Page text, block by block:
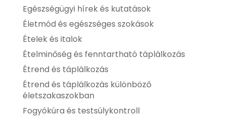
Egészségügyi hírek és kutatások
Életmód és egészséges szokások
Ételek és italok
Ételminőség és fenntartható táplálkozás
Étrend és táplálkozás
Étrend és táplálkozás különböző
életszakaszokban
Fogyókúra és testsúlykontroll